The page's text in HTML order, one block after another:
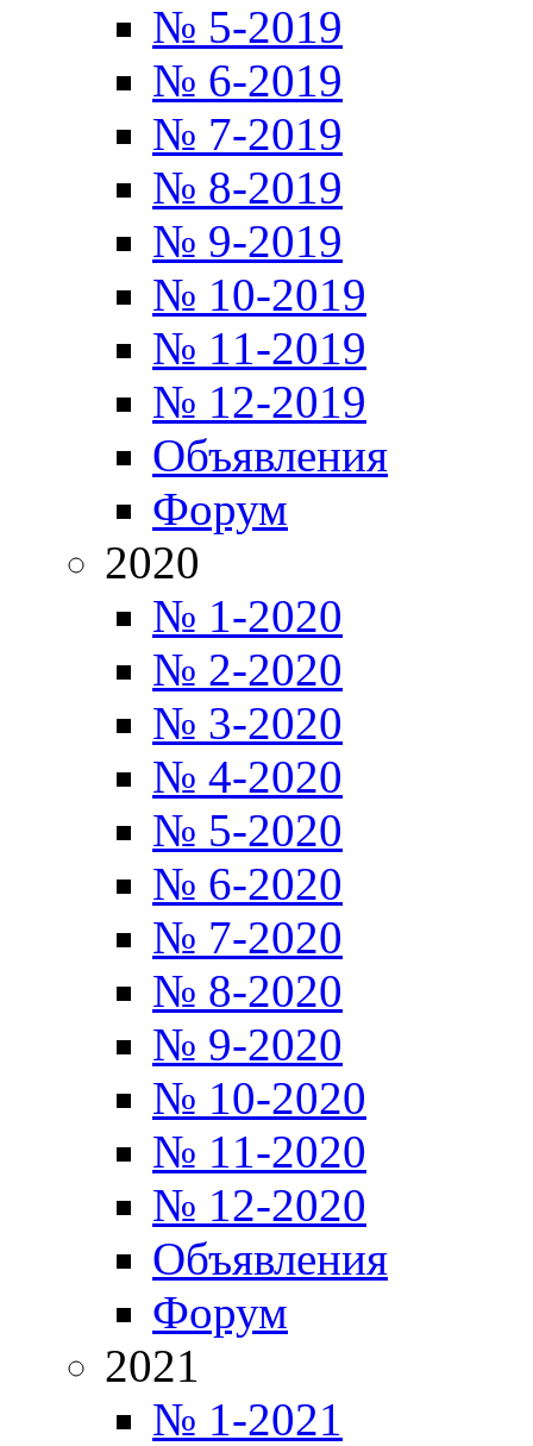
№ 5-2019
№ 6-2019
№ 7-2019
№ 8-2019
№ 9-2019
№ 10-2019
№ 11-2019
№ 12-2019
Объявления
Форум
2020
№ 1-2020
№ 2-2020
№ 3-2020
№ 4-2020
№ 5-2020
№ 6-2020
№ 7-2020
№ 8-2020
№ 9-2020
№ 10-2020
№ 11-2020
№ 12-2020
Объявления
Форум
2021
№ 1-2021